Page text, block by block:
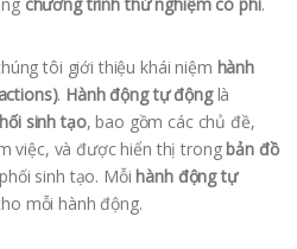
tôi giới thiệu khái niệm hành
. Hành động tự độnglà
sinh tạo, bao gồm các chủ đề,
việc, và được hiển thị trongbản đồ
sinh tạo. Mỗihành động tự
mỗi hành động.